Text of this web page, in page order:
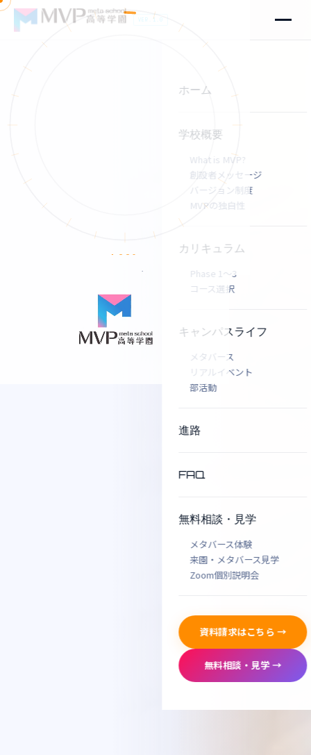
VER.1.0
ホーム
学校概要
What is MVP?
創設者メッセージ
バージョン制度
MVPの独自性
カリキュラム
Phase 1〜3
コース選択
キャンパスライフ
メタバース
リアルイベント
部活動
進路
FAQ
無料相談・見学
メタバース体験
来園・メタバース見学
Zoom個別説明会
資料請求はこちら →
無料相談・見学 →